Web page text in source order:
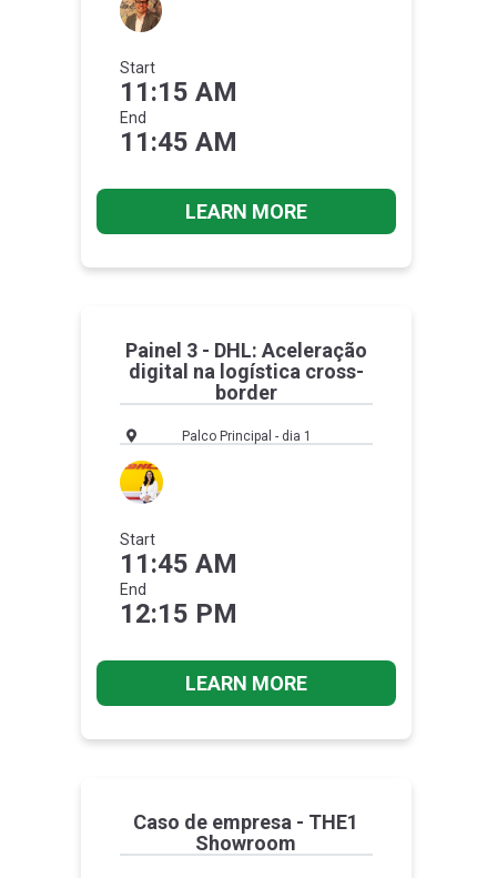
Start
11:15 AM
End
11:45 AM
LEARN MORE
Painel 3 - DHL: Aceleração
digital na logística cross-
border
Palco Principal - dia 1
Start
11:45 AM
End
12:15 PM
LEARN MORE
Caso de empresa - THE1
Showroom